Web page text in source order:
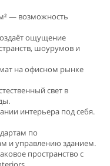
— возможность
ощущение
шоурумов и
на офисном рынке
свет в
интерьера под себя.
по
и управлению зданием.
пространство с